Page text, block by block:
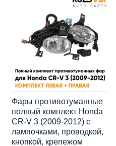
Фары противотуманные
полный комплект Honda
CR-V 3 (2009-2012) с
лампочками, проводкой,
кнопкой, крепежом